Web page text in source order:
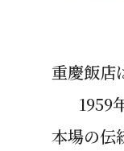
重慶飯店
1959
本場の伝